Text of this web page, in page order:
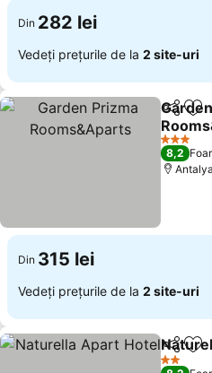
Din 282 lei
Vedeți prețurile de la 2 site-uri
Vedeți
3 Stele
8,2
Din 315 lei
Vedeți prețurile de la 2 site-uri
2 Stele